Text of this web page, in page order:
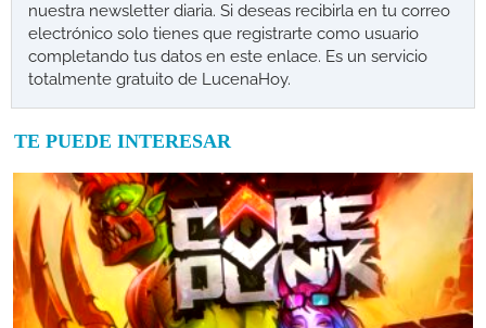
nuestra newsletter diaria. Si deseas recibirla en tu correo
electrónico solo tienes que registrarte como usuario
completando tus datos en este enlace. Es un servicio
totalmente gratuito de LucenaHoy.
TE PUEDE INTERESAR